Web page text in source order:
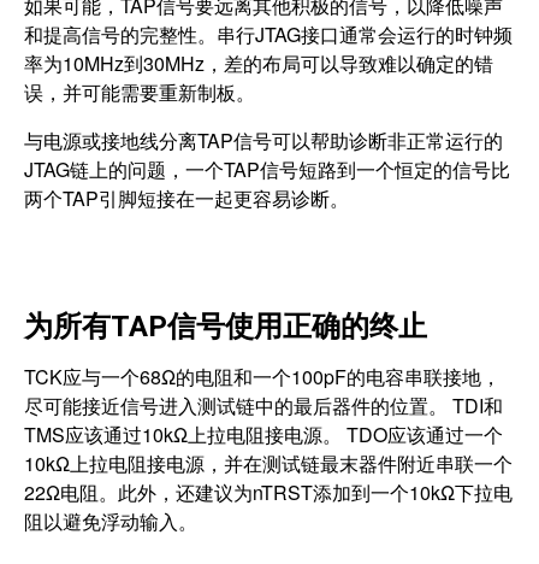
如果可能，TAP信号要远离其他积极的信号，以降低噪声
和提高信号的完整性。串行JTAG接口通常会运行的时钟频
率为10MHz到30MHz，差的布局可以导致难以确定的错
误，并可能需要重新制板。
与电源或接地线分离TAP信号可以帮助诊断非正常运行的
JTAG链上的问题，一个TAP信号短路到一个恒定的信号比
两个TAP引脚短接在一起更容易诊断。
为所有TAP信号使用正确的终止
TCK应与一个68Ω的电阻和一个100pF的电容串联接地，
尽可能接近信号进入测试链中的最后器件的位置。 TDI和
TMS应该通过10kΩ上拉电阻接电源。 TDO应该通过一个
10kΩ上拉电阻接电源，并在测试链最末器件附近串联一个
22Ω电阻。此外，还建议为nTRST添加到一个10kΩ下拉电
阻以避免浮动输入。